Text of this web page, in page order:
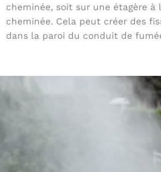
cheminée, soit sur une étagère à
cheminée. Cela peut créer des
dans la paroi du conduit de